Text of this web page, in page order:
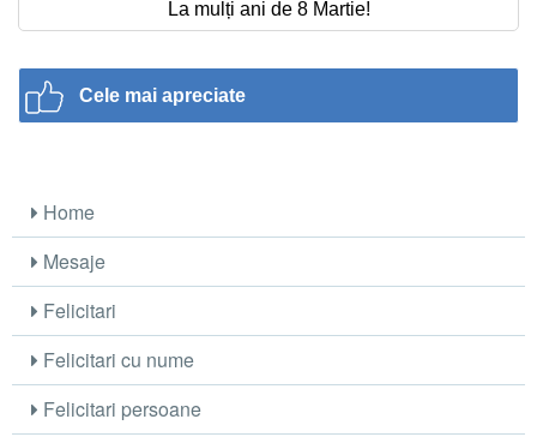
La mulți ani de 8 Martie!
Cele mai apreciate
Home
Mesaje
Felicitari
Felicitari cu nume
Felicitari persoane